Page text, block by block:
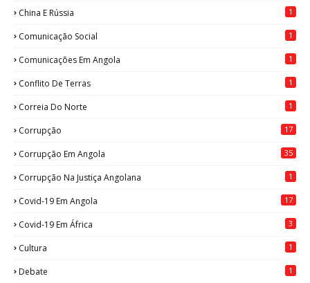
China E Rússia 1
Comunicação Social 1
Comunicações Em Angola 1
Conflito De Terras 1
Correia Do Norte 1
Corrupção 17
Corrupção Em Angola 35
Corrupção Na Justiça Angolana 1
Covid-19 Em Angola 17
Covid-19 Em África 3
Cultura 1
Debate 1